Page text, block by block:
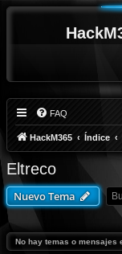
FAQ
HackM365 Índice
Eltreco
Nuevo Tema
No hay temas o mensajes